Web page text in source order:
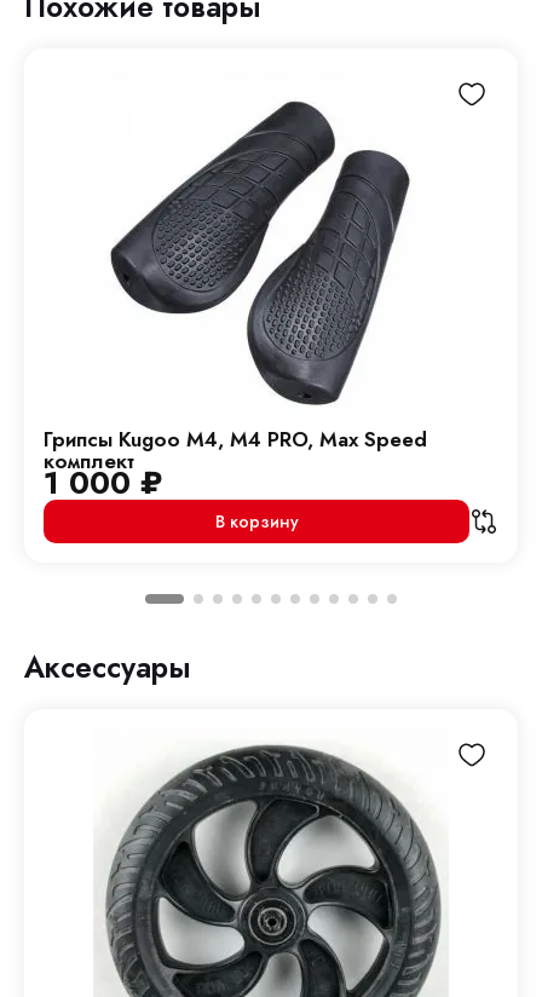
Грипсы Kugoo M4, M4 PRO, Max Speed
комплект
1 000₽
В корзину
Аксессуары